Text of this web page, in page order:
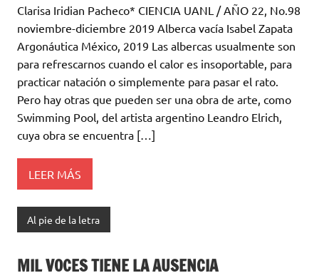
Clarisa Iridian Pacheco* CIENCIA UANL / AÑO 22, No.98
noviembre-diciembre 2019 Alberca vacía Isabel Zapata
Argonáutica México, 2019 Las albercas usualmente son
para refrescarnos cuando el calor es insoportable, para
practicar natación o simplemente para pasar el rato.
Pero hay otras que pueden ser una obra de arte, como
Swimming Pool, del artista argentino Leandro Elrich,
cuya obra se encuentra […]
LEER MÁS
Al pie de la letra
MIL VOCES TIENE LA AUSENCIA